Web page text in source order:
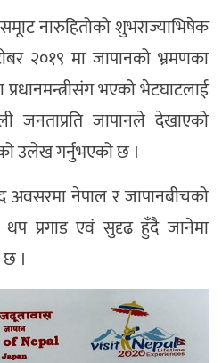
समूाट नारुहितोको शुभराज्याभिषेक
२०१९ मा जापानको भ्रमणका
प्रधानमन्त्रीसंग भएको भेटघाटलाई
जनताप्रति जापानले देखाएको
उलेख गर्नुभएको छ ।
अवसरमा नेपाल र जापानबीचको
प्रगाड एवं सुदृढ हुँदै जानेमा
।